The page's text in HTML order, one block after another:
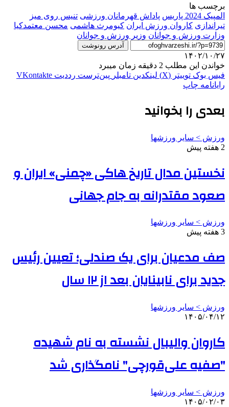
برچسب ها
المپیک 2024 پاریس
پاداش قهرمانان ورزشی تنیس روی میز
تیراندازی کاروان ورزش ایران کیومرث هاشمی محسن معتمدکیا
وزارت ورزش و جوانان وزیر ورزش و جوانان
آدرس رونوشت
۱۴۰۲/۱۰/۲۷
خواندن این مطلب 2 دقیقه زمان میبرد
فیس بوک توییتر (X) لینکدین ‫تامبلر ‫پین‌ترست ‫رددیت ‫VKontakte
رایانامه چاپ
بعدی را بخوانید
ورزش > سایر ورزشها
2 هفته پیش
نخستین مدال تاریخ هاکی «چمنی» ایران و
صعود مقتدرانه به جام جهانی
ورزش > سایر ورزشها
3 هفته پیش
صف مدعیان برای یک صندلی؛ تعیین رئیس
جدید برای نابینایان بعد از ۱۲ سال
ورزش > سایر ورزشها
۱۴۰۵/۰۴/۱۲
کاروان والیبال نشسته به نام شهیده
"صفیه علی‌قورچی" نامگذاری شد
ورزش > سایر ورزشها
۱۴۰۵/۰۲/۰۳